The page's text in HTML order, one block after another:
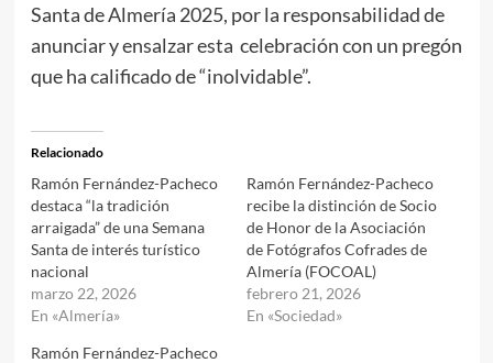
Santa de Almería 2025, por la responsabilidad de
anunciar y ensalzar esta celebración con un pregón
que ha calificado de “inolvidable”.
Relacionado
Ramón Fernández-Pacheco
destaca “la tradición
arraigada” de una Semana
Santa de interés turístico
nacional
marzo 22, 2026
En «Almería»
Ramón Fernández-Pacheco
recibe la distinción de Socio
de Honor de la Asociación
de Fotógrafos Cofrades de
Almería (FOCOAL)
febrero 21, 2026
En «Sociedad»
Ramón Fernández-Pacheco